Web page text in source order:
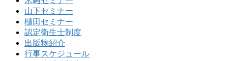
山下セミナー
樋田セミナー
認定衛生士制度
出版物紹介
行事スケジュール